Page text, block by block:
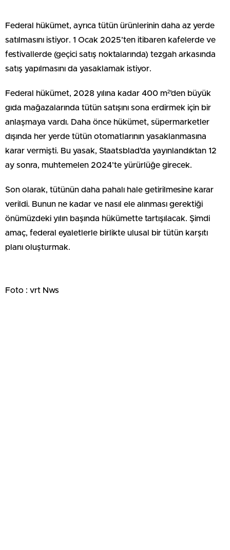
Federal hükümet, ayrıca tütün ürünlerinin daha az yerde
satılmasını istiyor. 1 Ocak 2025’ten itibaren kafelerde ve
festivallerde (geçici satış noktalarında) tezgah arkasında
satış yapılmasını da yasaklamak istiyor.
Federal hükümet, 2028 yılına kadar 400 m²’den büyük
gıda mağazalarında tütün satışını sona erdirmek için bir
anlaşmaya vardı. Daha önce hükümet, süpermarketler
dışında her yerde tütün otomatlarının yasaklanmasına
karar vermişti. Bu yasak, Staatsblad’da yayınlandıktan 12
ay sonra, muhtemelen 2024’te yürürlüğe girecek.
Son olarak, tütünün daha pahalı hale getirilmesine karar
verildi. Bunun ne kadar ve nasıl ele alınması gerektiği
önümüzdeki yılın başında hükümette tartışılacak. Şimdi
amaç, federal eyaletlerle birlikte ulusal bir tütün karşıtı
planı oluşturmak.
Foto : vrt Nws